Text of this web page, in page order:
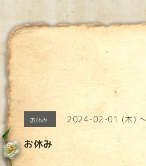
お休み 2024-02-01 (木)
お休み